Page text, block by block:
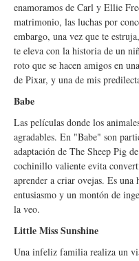
enamoramos de Carl y Ellie
matrimonio, las luchas por
embargo, una vez que te
te eleva con la historia de un
roto que se hacen amigos en
de Pixar, y una de mis
Babe
Las películas donde los
agradables. En "Babe" son
adaptación de The Sheep Pig
cochinillo valiente evita
aprender a criar ovejas. Es
entusiasmo y un montón de
la veo.
Little Miss Sunshine
Una infeliz familia realiza un